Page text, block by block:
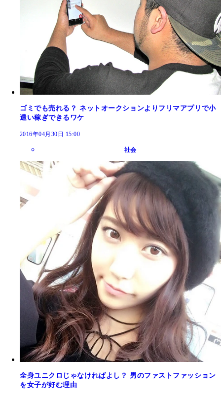
ゴミでも売れる？ ネットオークションよりフリマアプリで小
遣い稼ぎできるワケ
2016年04月30日 15:00
社会
全身ユニクロじゃなければよし？ 男のファストファッション
を女子が好む理由